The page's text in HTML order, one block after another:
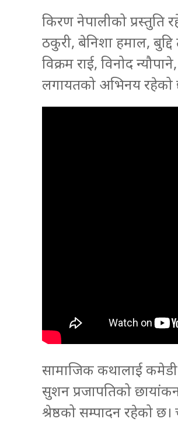
किरण नेपालीको प्रस्तुति
ठकुरी, बेनिशा हमाल,
विक्रम राई, विनोद
लगायतको अभिनय रहेको
सामाजिक कथालाई कमेडी
सुशन प्रजापतिको
श्रेष्ठको सम्पादन रहेको